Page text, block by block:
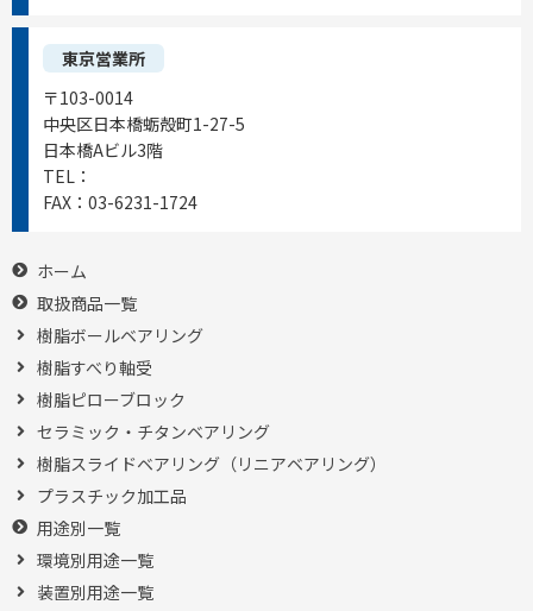
東京営業所
〒103-0014
中央区日本橋蛎殻町1-27-5
日本橋Aビル3階
TEL：
FAX： 03-6231-1724
ホーム
取扱商品一覧
樹脂ボールベアリング
樹脂すべり軸受
樹脂ピローブロック
セラミック・チタンベアリング
樹脂スライドベアリング（リニアベアリング）
プラスチック加工品
用途別一覧
環境別用途一覧
装置別用途一覧